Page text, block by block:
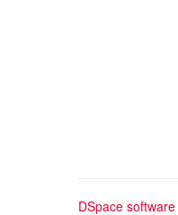
DSpace software